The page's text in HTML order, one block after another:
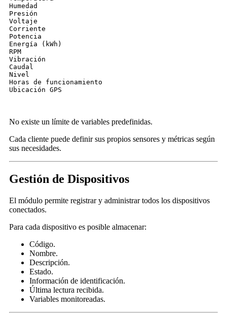
Humedad
Presión
Voltaje
Corriente
Potencia
Energía (kWh)
RPM
Vibración
Caudal
Nivel
Horas de funcionamiento
Ubicación GPS
No existe un límite de variables predefinidas.
Cada cliente puede definir sus propios sensores y métricas según
sus necesidades.
Gestión de Dispositivos
El módulo permite registrar y administrar todos los dispositivos
conectados.
Para cada dispositivo es posible almacenar:
Código.
Nombre.
Descripción.
Estado.
Información de identificación.
Última lectura recibida.
Variables monitoreadas.